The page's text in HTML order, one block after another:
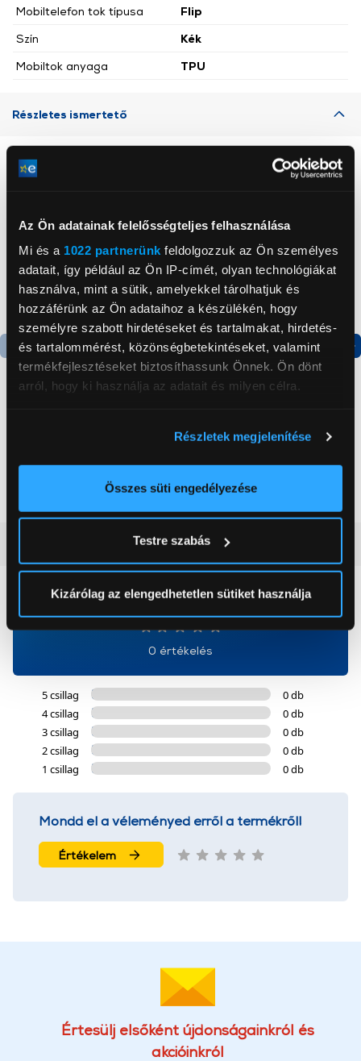
Az Ön adatainak felelősségteljes felhasználása
Mi és a 1022 partnerünk feldolgozzuk az Ön személyes
adatait, így például az Ön IP-címét, olyan technológiákat
használva, mint a sütik, amelyekkel tárolhatjuk és
hozzáférünk az Ön adataihoz a készülékén, hogy
személyre szabott hirdetéseket és tartalmakat, hirdetés-
és tartalommérést, közönségbetekintéseket, valamint
termékfejlesztéseket biztosíthassunk Önnek. Ön dönt
arról, hogy ki használja az adatait és milyen célra.
elhelyezkedéséről pár méteres pontossággal
Az Ön készülékén beazonosítása annak konkrét
módjairól és adja meg preferenciáit aRészletek
pontban. Bármikor módosíthatja vagy visszavonhatja a
Sütinyilatkozathoz való hozzájárulását.
használatával Ön elfogadja a cookie-k használatát.
További információk:ÁSZFésAdatvédelem
Részletek megjelenítése
Összes süti engedélyezése
Testre szabás
Kizárólag az elengedhetetlen sütiket használja
Mobiltelefon tok típusa
Flip
Szín
Kék
Mobiltok anyaga
TPU
Részletes ismertető
Termék adatlap Termék adatlap
Alulfagyasztós
(0)
0 értékelés
5 csillag
0 db
4 csillag
0 db
3 csillag
0 db
2 csillag
0 db
1 csillag
0 db
Mondd el a véleményed erről a termékről!
Értékelem
Értesülj elsőként újdonságainkról és
akcióinkról